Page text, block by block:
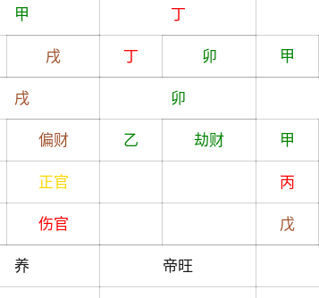
甲 丁
戌 丁 卯 甲
戌 卯
偏财 乙 劫财 甲
正官 丙
伤官 戊
养 帝旺